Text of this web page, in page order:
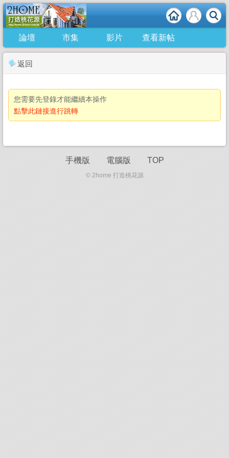
論壇 市集 影片 查看新帖
返回
您需要先登錄才能繼續本操作
點擊此鏈接進行跳轉
手機版 電腦版 TOP
© 2home 打造桃花源